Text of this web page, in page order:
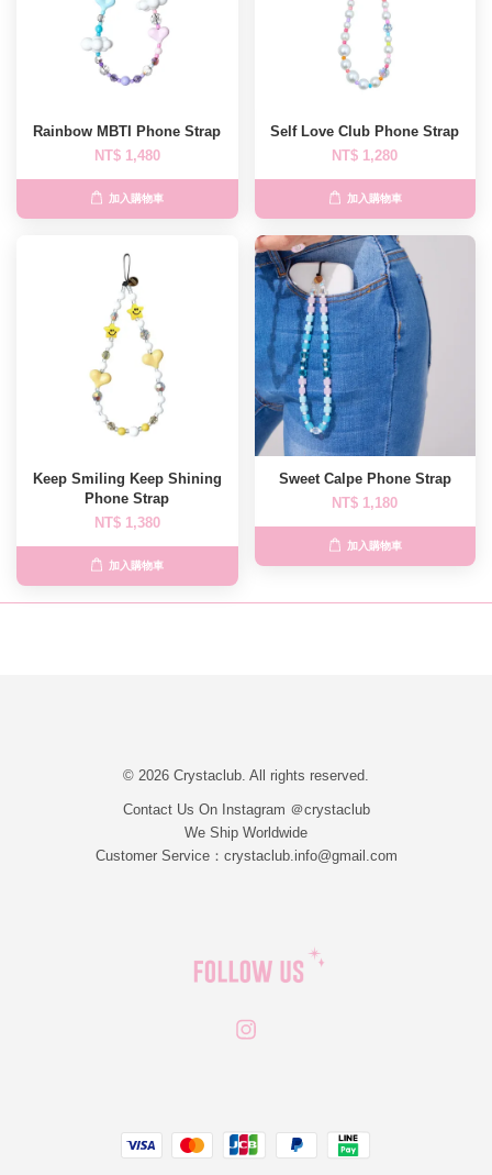
Rainbow MBTI Phone Strap
NT$ 1,480
加入購物車
Self Love Club Phone Strap
NT$ 1,280
加入購物車
Keep Smiling Keep Shining
Phone Strap
NT$ 1,380
加入購物車
Sweet Calpe Phone Strap
NT$ 1,180
加入購物車
© 2026 Crystaclub. All rights reserved.
Contact Us On Instagram ＠crystaclub
We Ship Worldwide
Customer Service：crystaclub.info@gmail.com
Visa Master JCB Paypal